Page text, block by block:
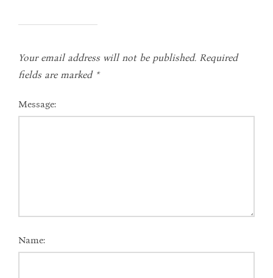
Your email address will not be published. Required
fields are marked *
Message:
Name: